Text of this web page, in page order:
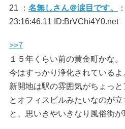
21 ： 名無しさん＠涙目です。
23:16:46.11 ID:BrVChi4Y0.net
>>7
１５年くらい前の黄金町かな。
今はすっかり浄化されているよ
新開地は駅の雰囲気がちょっ
とオフィスビルみたいなのが立
と、思いきやいきなり風俗街